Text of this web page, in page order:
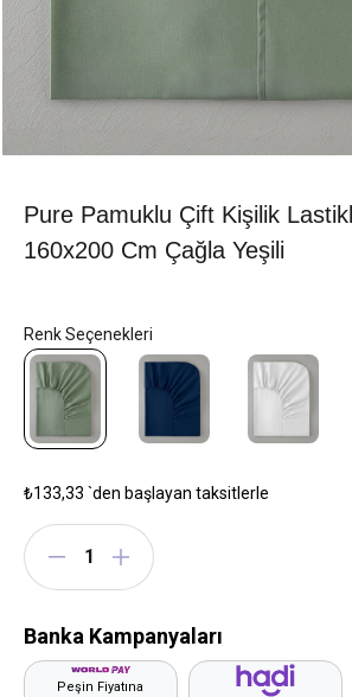
Pure Pamuklu Çift Kişilik
160x200 Cm Çağla Yeşili
₺133,33 `den başlayan taksitlerle
Banka Kampanyaları
Peşin Fiyatına